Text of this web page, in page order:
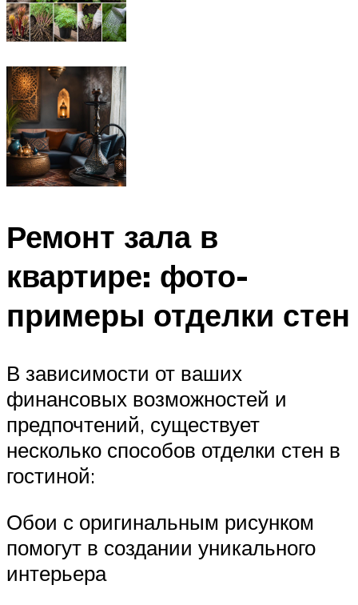
Ремонт зала в
квартире: фото-
примеры отделки стен
В зависимости от ваших
финансовых возможностей и
предпочтений, существует
несколько способов отделки стен в
гостиной:
Обои с оригинальным рисунком
помогут в создании уникального
интерьера